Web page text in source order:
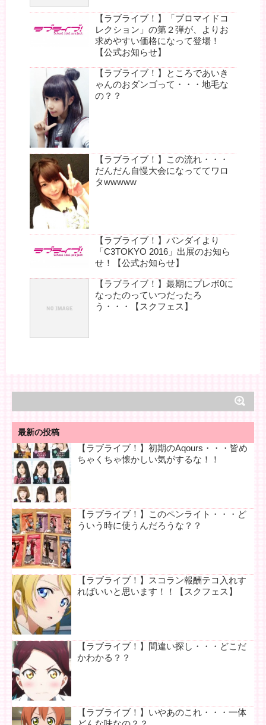
【ラブライブ！】「ブロマイドコ
レクション」の第２弾が、よりお
求めやすい価格になって登場！
【公式お知らせ】
【ラブライブ！】ところであいき
ゃんのおダンゴって・・・地毛な
の？？
【ラブライブ！】この流れ・・・
だんだん自慢大会になっててワロ
タwwwww
【ラブライブ！】バンダイより
「C3TOKYO 2016」出展のお知ら
せ！【公式お知らせ】
【ラブライブ！】最期にプレボ0に
なったのっていつだったろ
う・・・【スクフェス】
最新の投稿
【ラブライブ！】初期のAqours・・・皆め
ちゃくちゃ懐かしい気がするな！！
【ラブライブ！】このペンライト・・・ど
ういう時に使うんだろうな？？
【ラブライブ！】スコラン報酬テコ入れす
ればいいと思います！！【スクフェス】
【ラブライブ！】間違い探し・・・どこだ
かわかる？？
【ラブライブ！】いやあのこれ・・・一体